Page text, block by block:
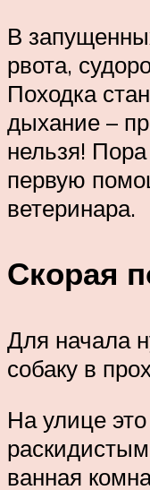
В
рвота,
Походка
дыхание –
нельзя! Пора
первую
ветеринара.
Скорая
Для начала
собаку в
На улице
ванная